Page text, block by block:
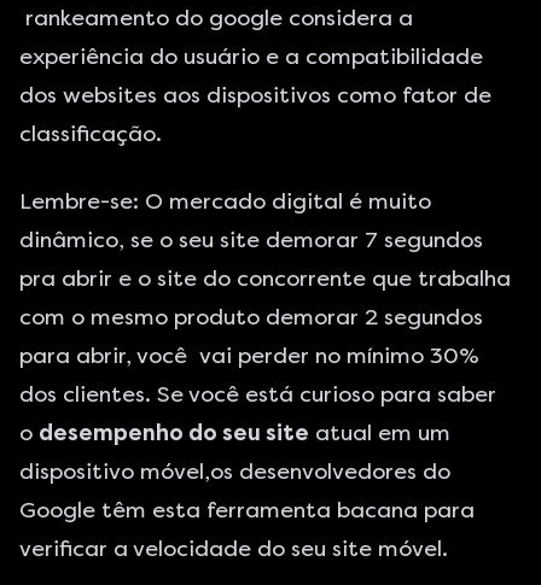
rankeamento do google considera a
experiência do usuário e a compatibilidade
dos websites aos dispositivos como fator de
classificação.
Lembre-se: O mercado digital é muito
dinâmico, se o seu site demorar 7 segundos
pra abrir e o site do concorrente que trabalha
com o mesmo produto demorar 2 segundos
para abrir, você vai perder no mínimo 30%
dos clientes. Se você está curioso para saber
o desempenho do seu site atual em um
dispositivo móvel,os desenvolvedores do
Google têm esta ferramenta bacana para
verificar a velocidade do seu site móvel.